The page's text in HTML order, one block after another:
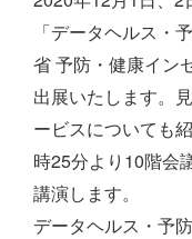
「データヘルス・
省 予防・健康イン
出展いたします。
ービスについても
時25分より10階会
講演します。
データヘルス・予